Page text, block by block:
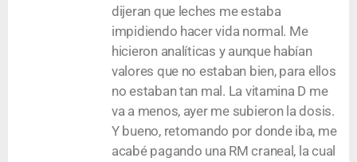
dijeran que leches me estaba
impidiendo hacer vida normal. Me
hicieron analíticas y aunque habían
valores que no estaban bien, para ellos
no estaban tan mal. La vitamina D me
va a menos, ayer me subieron la dosis.
Y bueno, retomando por donde iba, me
acabé pagando una RM craneal, la cual